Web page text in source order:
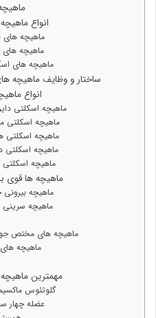
انواع
ماهیچه
ماهیچه های
ماهیچه های
ساختار و وظایف ماهیچه
انواع
ماهیچه اسکلتی
ماهیچه اسکلتی
ماهیچه اسکلتی
ماهیچه اسکلتی
ماهیچه اسکلتی
ماهیچه ها قوی
ماهیچه بیرونی چشم
ماهیچه سرینی بزرگ
ماهیچه های مختص جویدن
ماهیچه های رحم
مهمترین
گلوتئوس
عضله چهار